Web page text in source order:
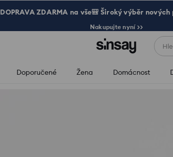
DOPRAVA ZDARMA na vše🎒 Široký výběr
Nakupujte nyní >>
Doporučené Žena Domácnost